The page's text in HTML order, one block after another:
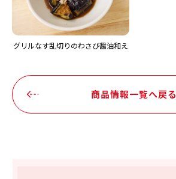
グリルなす乱切りのわさび醤油和え
商品情報一覧へ戻る